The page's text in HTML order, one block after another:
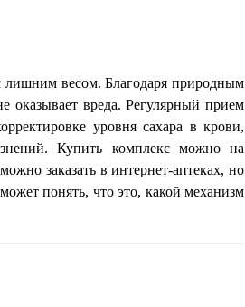
лишним весом. Благодаря природным
оказывает вреда. Регулярный прием
уровня сахара в крови,
Купить комплекс можно на
заказать в интернет-аптеках, но
понять, что это, какой механизм